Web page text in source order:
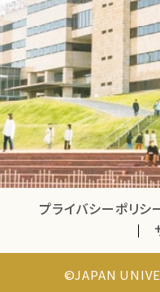
プライバシーポリシ
©JAPAN